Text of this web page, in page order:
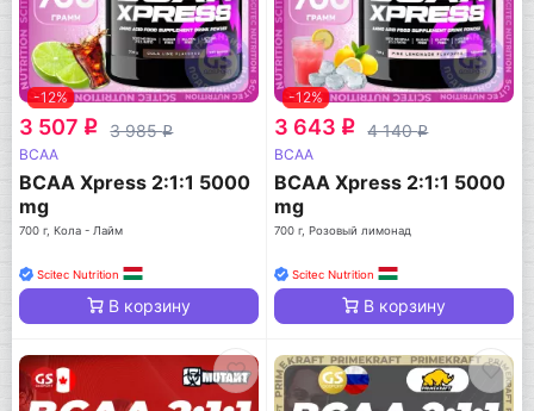
-12%
3 507 q 3 985q
BCAA
BCAA Xpress 2:1:1 5000
mg
700 г, Кола - Лайм
Scitec Nutrition
В корзину
-12%
3 643 q 4 140q
BCAA
BCAA Xpress 2:1:1 5000
mg
700 г, Розовый лимонад
Scitec Nutrition
В корзину